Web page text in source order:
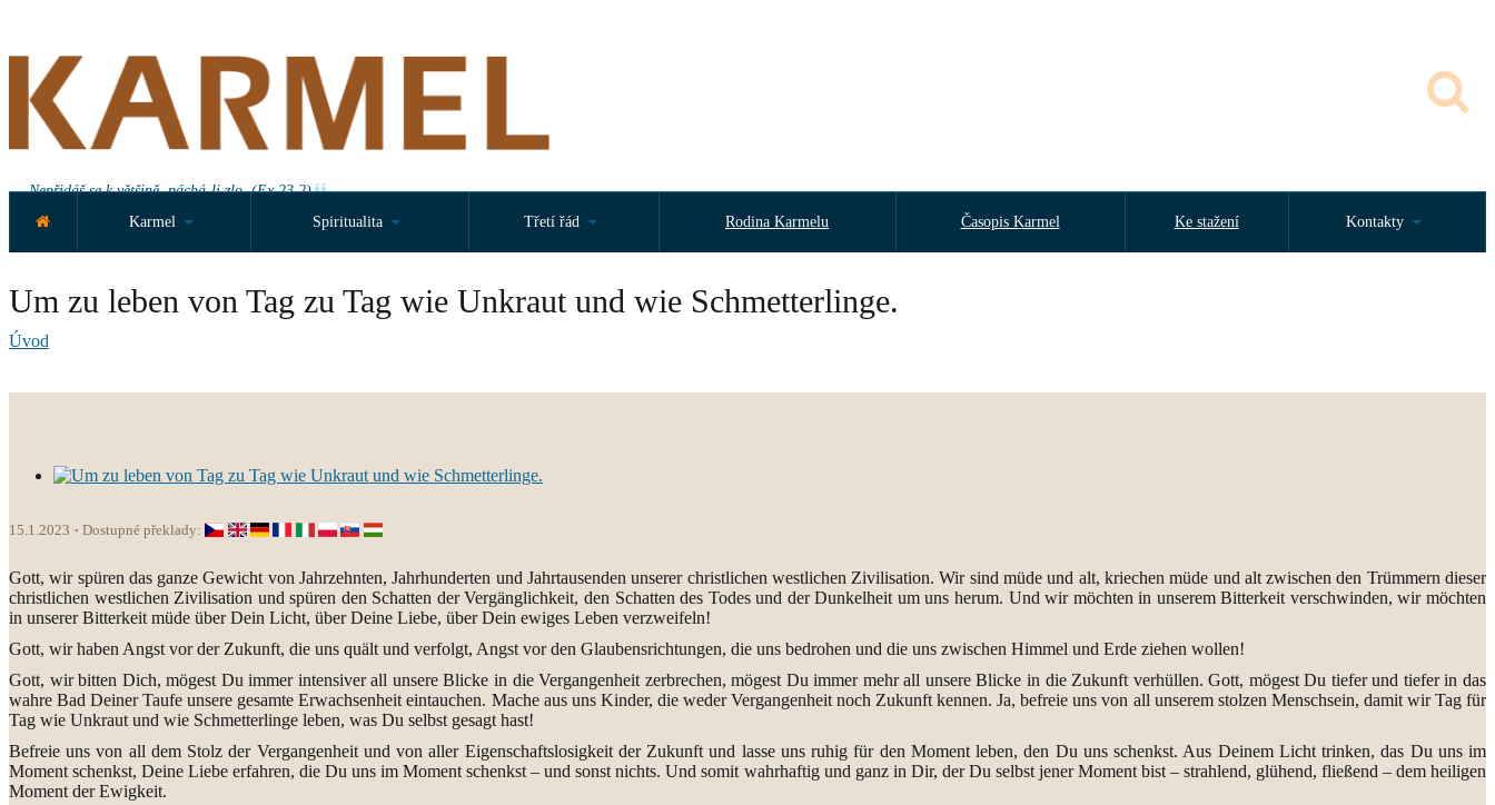
Nepřidáš se k většině, páchá-li zlo. (Ex 23,2)
Karmel
Spiritualita Třetí řád Rodina Karmelu Časopis Karmel Ke stažení Kontakty
Um zu leben von Tag zu Tag wie Unkraut und wie Schmetterlinge.
Úvod
15.1.2023 Dostupné překlady:
Gott, wir spüren das ganze Gewicht von Jahrzehnten, Jahrhunderten und Jahrtausenden unserer christlichen westlichen Zivilisation. Wir sind müde und alt, kriechen müde und alt zwischen den Trümmern dieser
christlichen westlichen Zivilisation und spüren den Schatten der Vergänglichkeit, den Schatten des Todes und der Dunkelheit um uns herum. Und wir möchten in unserem Bitterkeit verschwinden, wir möchten
in unserer Bitterkeit müde über Dein Licht, über Deine Liebe, über Dein ewiges Leben verzweifeln!
Gott, wir haben Angst vor der Zukunft, die uns quält und verfolgt, Angst vor den Glaubensrichtungen, die uns bedrohen und die uns zwischen Himmel und Erde ziehen wollen!
Gott, wir bitten Dich, mögest Du immer intensiver all unsere Blicke in die Vergangenheit zerbrechen, mögest Du immer mehr all unsere Blicke in die Zukunft verhüllen. Gott, mögest Du tiefer und tiefer in das
wahre Bad Deiner Taufe unsere gesamte Erwachsenheit eintauchen. Mache aus uns Kinder, die weder Vergangenheit noch Zukunft kennen. Ja, befreie uns von all unserem stolzen Menschsein, damit wir Tag für
Tag wie Unkraut und wie Schmetterlinge leben, was Du selbst gesagt hast!
Befreie uns von all dem Stolz der Vergangenheit und von aller Eigenschaftslosigkeit der Zukunft und lasse uns ruhig für den Moment leben, den Du uns schenkst. Aus Deinem Licht trinken, das Du uns im
Moment schenkst, Deine Liebe erfahren, die Du uns im Moment schenkst – und sonst nichts. Und somit wahrhaftig und ganz in Dir, der Du selbst jener Moment bist – strahlend, glühend, fließend – dem heiligen
Moment der Ewigkeit.